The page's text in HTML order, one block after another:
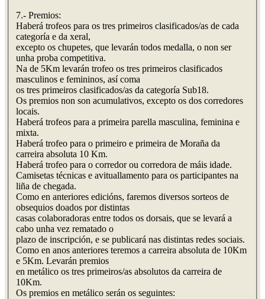
7.- Premios:
Haberá trofeos para os tres primeiros clasificados/as de cada
categoría e da xeral,
excepto os chupetes, que levarán todos medalla, o non ser
unha proba competitiva.
Na de 5Km levarán trofeo os tres primeiros clasificados
masculinos e femininos, así coma
os tres primeiros clasificados/as da categoría Sub18.
Os premios non son acumulativos, excepto os dos corredores
locais.
Haberá trofeos para a primeira parella masculina, feminina e
mixta.
Haberá trofeo para o primeiro e primeira de Moraña da
carreira absoluta 10 Km.
Haberá trofeo para o corredor ou corredora de máis idade.
Camisetas técnicas e avituallamento para os participantes na
liña de chegada.
Como en anteriores edicións, faremos diversos sorteos de
obsequios doados por distintas
casas colaboradoras entre todos os dorsais, que se levará a
cabo unha vez rematado o
plazo de inscripción, e se publicará nas distintas redes sociais.
Como en anos anteriores teremos a carreira absoluta de 10Km
e 5Km. Levarán premios
en metálico os tres primeiros/as absolutos da carreira de
10Km.
Os premios en metálico serán os seguintes: